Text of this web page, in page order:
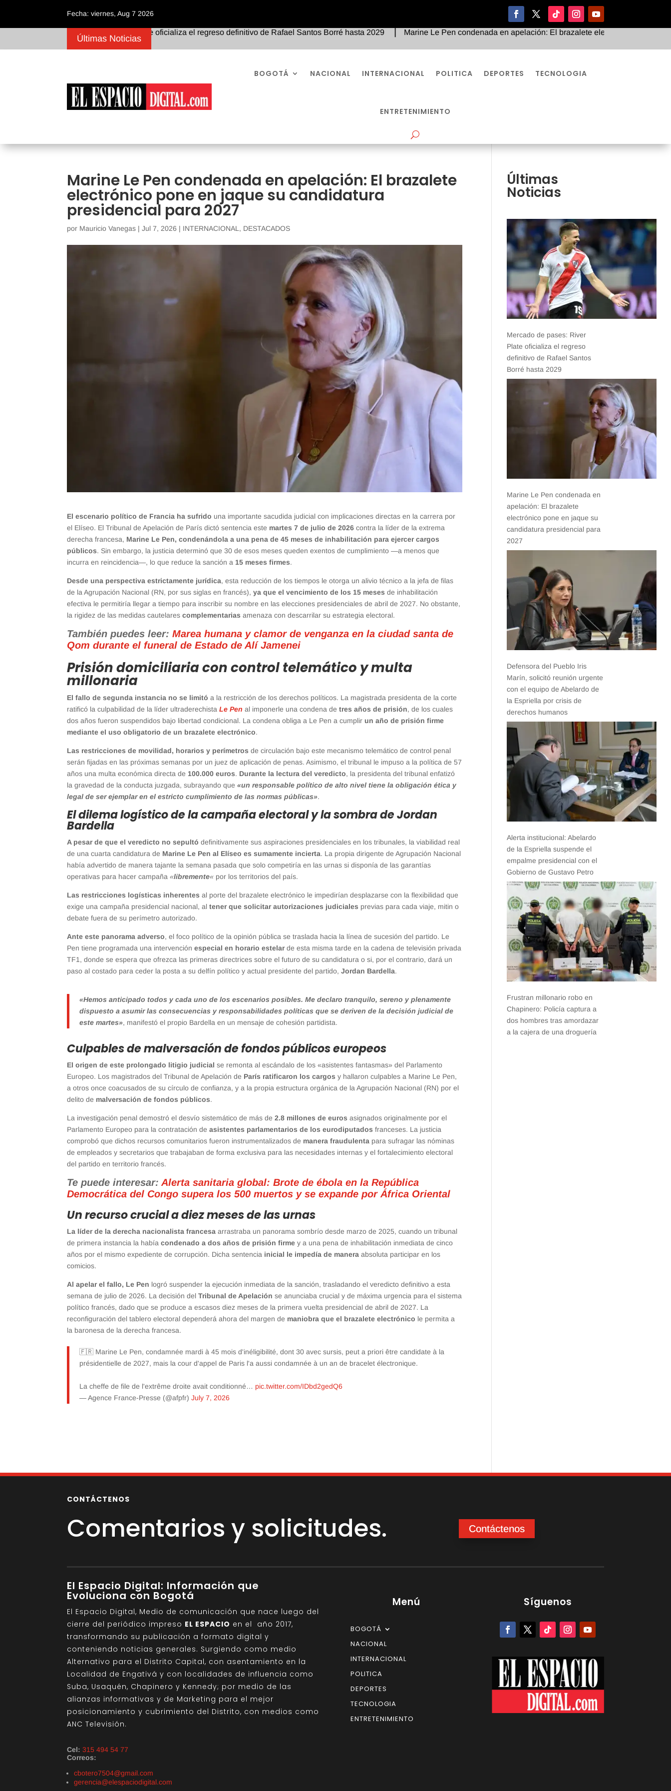
Fecha: viernes, Aug 7 2026
Últimas Noticias
Mercado de pases: River Plate oficializa el regreso definitivo de Rafael Santos Borré hasta 2029 Marine Le Pen condenada en apelación: El brazalete electrónico pone en jaque su
BOGOTÁ NACIONAL INTERNACIONAL POLITICA DEPORTES TECNOLOGIA
ENTRETENIMIENTO
Marine Le Pen condenada en apelación: El brazalete
electrónico pone en jaque su candidatura
presidencial para 2027
por Mauricio Vanegas |Jul 7, 2026 | INTERNACIONAL , DESTACADOS
El escenario político de Francia ha sufrido una importante sacudida judicial con implicaciones directas en la carrera por
el Elíseo. El Tribunal de Apelación de París dictó sentencia este martes 7 de julio de 2026 contra la líder de la extrema
derecha francesa, Marine Le Pen, condenándola a una pena de 45 meses de inhabilitación para ejercer cargos
públicos. Sin embargo, la justicia determinó que 30 de esos meses queden exentos de cumplimiento —a menos que
incurra en reincidencia—, lo que reduce la sanción a 15 meses firmes.
Desde una perspectiva estrictamente jurídica, esta reducción de los tiempos le otorga un alivio técnico a la jefa de filas
de la Agrupación Nacional (RN, por sus siglas en francés),ya que el vencimiento de los 15 meses de inhabilitación
efectiva le permitiría llegar a tiempo para inscribir su nombre en las elecciones presidenciales de abril de 2027. No obstante,
la rigidez de las medidas cautelarescomplementarias amenaza con descarrilar su estrategia electoral.
También puedes leer:Marea humana y clamor de venganza en la ciudad santa de
Qom durante el funeral de Estado de Alí Jamenei
Prisión domiciliaria con control telemático y multa
millonaria
El fallo de segunda instancia no se limitó a la restricción de los derechos políticos. La magistrada presidenta de la corte
ratificó la culpabilidad de la líder ultraderechistaLe Pen al imponerle una condena detres años de prisión, de los cuales
dos años fueron suspendidos bajo libertad condicional. La condena obliga a Le Pen a cumplir un año de prisión firme
mediante el uso obligatorio de un brazalete electrónico.
Las restricciones de movilidad, horarios y perímetrosde circulación bajo este mecanismo telemático de control penal
serán fijadas en las próximas semanas por un juez de aplicación de penas. Asimismo, el tribunal le impuso a la política de 57
años una multa económica directa de 100.000 euros. Durante la lectura del veredicto, la presidenta del tribunal enfatizó
la gravedad de la conducta juzgada, subrayando que«un responsable político de alto nivel tiene la obligación ética y
legal de ser ejemplar en el estricto cumplimiento de las normas públicas».
El dilema logístico de la campaña electoral y la sombra de Jordan
Bardella
A pesar de que el veredicto no sepultó definitivamente sus aspiraciones presidenciales en los tribunales, la viabilidad real
de una cuarta candidatura de Marine Le Pen al Elíseo es sumamente incierta. La propia dirigente de Agrupación Nacional
había advertido de manera tajante la semana pasada que solo competiría en las urnas si disponía de las garantías
operativas para hacer campaña«libremente« por los territorios del país.
Las restricciones logísticas inherentes al porte del brazalete electrónico le impedirían desplazarse con la flexibilidad que
exige una campaña presidencial nacional, altener que solicitar autorizaciones judiciales previas para cada viaje, mitin o
debate fuera de su perímetro autorizado.
Ante este panorama adverso, el foco político de la opinión pública se traslada hacia la línea de sucesión del partido. Le
Pen tiene programada una intervenciónespecial en horario estelarde esta misma tarde en la cadena de televisión privada
TF1, donde se espera que ofrezca las primeras directrices sobre el futuro de su candidatura o si, por el contrario, dará un
paso al costado para ceder la posta a su delfín político y actual presidente del partido,Jordan Bardella.
«Hemos anticipado todos y cada uno de los escenarios posibles. Me declaro tranquilo, sereno y plenamente
dispuesto a asumir las consecuencias y responsabilidades políticas que se deriven de la decisión judicial de
este martes», manifestó el propio Bardella en un mensaje de cohesión partidista.
Culpables de malversación de fondos públicos europeos
El origen de este prolongado litigio judicial se remonta al escándalo de los «asistentes fantasmas» del Parlamento
Europeo. Los magistrados del Tribunal de Apelación de París ratificaron los cargos y hallaron culpables a Marine Le Pen,
a otros once coacusados de su círculo de confianza, y a la propia estructura orgánica de la Agrupación Nacional (RN) por el
delito de malversación de fondos públicos.
La investigación penal demostró el desvío sistemático de más de2.8 millones de euros asignados originalmente por el
Parlamento Europeo para la contratación deasistentes parlamentarios de los eurodiputados franceses. La justicia
comprobó que dichos recursos comunitarios fueron instrumentalizados de manera fraudulenta para sufragar las nóminas
de empleados y secretarios que trabajaban de forma exclusiva para las necesidades internas y el fortalecimiento electoral
del partido en territorio francés.
Te puede interesar:Alerta sanitaria global: Brote de ébola en la República
Democrática del Congo supera los 500 muertos y se expande por África Oriental
Un recurso crucial a diez meses de las urnas
La líder de la derecha nacionalista francesa arrastraba un panorama sombrío desde marzo de 2025, cuando un tribunal
de primera instancia la habíacondenado a dos años de prisión firme y a una pena de inhabilitación inmediata de cinco
años por el mismo expediente de corrupción. Dicha sentencia inicial le impedía de manera absoluta participar en los
comicios.
Al apelar el fallo, Le Pen logró suspender la ejecución inmediata de la sanción, trasladando el veredicto definitivo a esta
semana de julio de 2026. La decisión delTribunal de Apelación se anunciaba crucial y de máxima urgencia para el sistema
político francés, dado que se produce a escasos diez meses de la primera vuelta presidencial de abril de 2027. La
reconfiguración del tablero electoral dependerá ahora del margen de maniobra que el brazalete electrónico le permita a
la baronesa de la derecha francesa.
🇫🇷 Marine Le Pen, condamnée mardi à 45 mois d'inéligibilité, dont 30 avec sursis, peut a priori être candidate à la
présidentielle de 2027, mais la cour d'appel de Paris l'a aussi condamnée à un an de bracelet électronique.
La cheffe de file de l'extrême droite avait conditionné… pic.twitter.com/IDbd2gedQ6
— Agence France-Presse (@afpfr)July 7, 2026
Últimas
Noticias
Mercado de pases: River
Plate oficializa el regreso
definitivo de Rafael Santos
Borré hasta 2029
Marine Le Pen condenada en
apelación: El brazalete
electrónico pone en jaque su
candidatura presidencial para
2027
Defensora del Pueblo Iris
Marín, solicitó reunión urgente
con el equipo de Abelardo de
la Espriella por crisis de
derechos humanos
Alerta institucional: Abelardo
de la Espriella suspende el
empalme presidencial con el
Gobierno de Gustavo Petro
Frustran millonario robo en
Chapinero: Policía captura a
dos hombres tras amordazar
a la cajera de una droguería
CONTÁCTENOS
Comentarios y solicitudes. Contáctenos
El Espacio Digital: Información que
Evoluciona con Bogotá
El Espacio Digital, Medio de comunicación que nace luego del
cierre del periódico impreso EL ESPACIO en el año 2017,
transformando su publicación a formato digital y
conteniendo noticias generales. Surgiendo como medio
Alternativo para el Distrito Capital, con asentamiento en la
Localidad de Engativá y con localidades de influencia como
Suba, Usaquén, Chapinero y Kennedy; por medio de las
alianzas informativas y de Marketing para el mejor
posicionamiento y cubrimiento del Distrito, con medios como
ANC Televisión.
Cel: 315 494 54 77
Correos:
cbotero7504@gmail.com
gerencia@elespaciodigital.com
Menú
BOGOTÁ
NACIONAL
INTERNACIONAL
POLITICA
DEPORTES
TECNOLOGIA
ENTRETENIMIENTO
Síguenos